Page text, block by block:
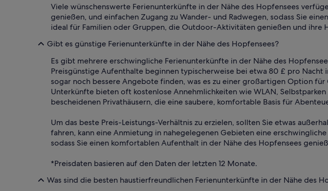
Viele wünschenswerte Ferienunterkünfte in der Nähe des Hopfensees
genießen, und einfachen Zugang zu Wander- und Radwegen, sodass Sie
ideal für Familien oder Gruppen, die Outdoor-Aktivitäten genießen und ihre
Gibt es günstige Ferienunterkünfte in der Nähe des Hopfensees?
Es gibt mehrere erschwingliche Ferienunterkünfte in der Nähe des
Preisgünstige Aufenthalte beginnen typischerweise bei etwa 80 £ pro Nacht
sogar noch bessere Angebote finden, was es zu einer großartigen Option
Unterkünfte bieten oft kostenlose Annehmlichkeiten wie WLAN,
bescheidenen Privathäusern, die eine saubere, komfortable Basis für
Um das beste Preis-Leistungs-Verhältnis zu erzielen, sollten Sie etwas
fahren, kann eine Anmietung in nahegelegenen Gebieten eine
sodass Sie einen komfortablen Aufenthalt in der Nähe des Hopfensees
*Preisdaten basieren auf den Daten der letzten 12 Monate.
Was sind die besten haustierfreundlichen Ferienunterkünfte in der Nähe des